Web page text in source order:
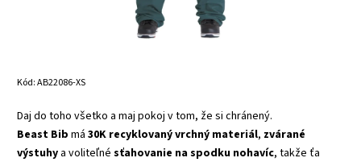
Kód:AB22086-XS
Daj do toho všetko a maj pokoj v tom, že si chránený.
Beast Bib má 30K recyklovaný vrchný materiál, zvárané
výstuhy a voliteľné sťahovanie na spodku nohavíc, takže ťa